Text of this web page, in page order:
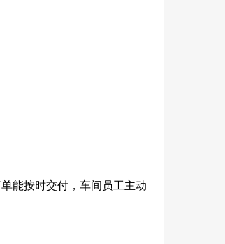
能按时交付，车间员工主动